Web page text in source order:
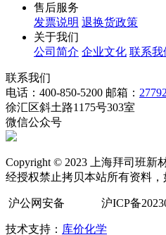
售后服务
发票说明 退换货政策
关于我们
公司简介 企业文化 联系我
联系我们
电话：400-850-5200 邮箱：
徐汇区斜土路1175号303室
微信公众号
Copyright © 2023 上海拜司班新
经授权禁止拷贝本站所有资料，
沪公网安备 沪ICP备
技术支持： 库价化学